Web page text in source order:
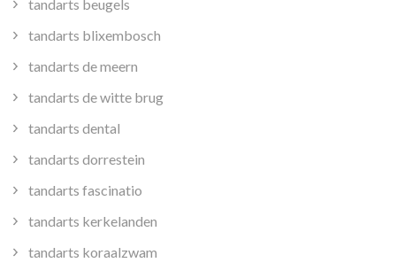
tandarts beugels
tandarts blixembosch
tandarts de meern
tandarts de witte brug
tandarts dental
tandarts dorrestein
tandarts fascinatio
tandarts kerkelanden
tandarts koraalzwam